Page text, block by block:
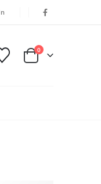
0